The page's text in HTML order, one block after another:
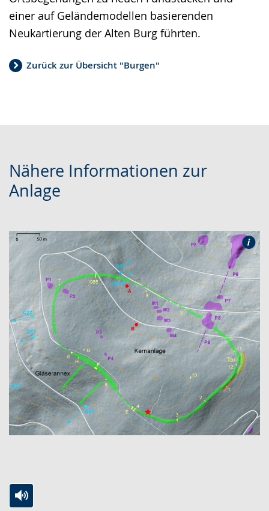
einer auf Geländemodellen basierenden
Neukartierung der Alten Burg führten.
Zurück zur Übersicht "Burgen"
Nähere Informationen zur
Anlage